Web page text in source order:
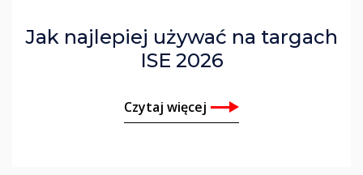
Jak najlepiej używać na targach
ISE 2026
Czytaj więcej